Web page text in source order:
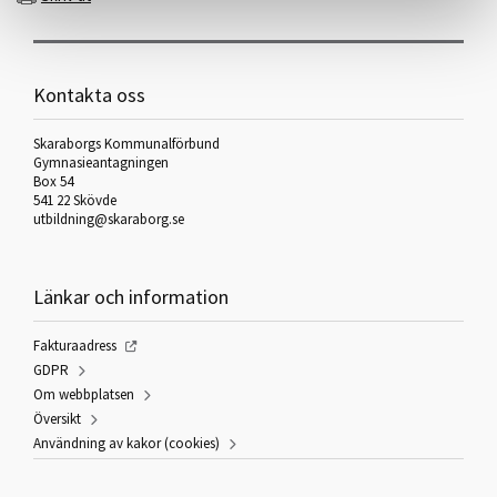
Kontakta oss
Skaraborgs Kommunalförbund
Gymnasieantagningen
Box 54
541 22 Skövde
utbildning@skaraborg.se
Länkar och information
Fakturaadress
GDPR
Om webbplatsen
Översikt
Användning av kakor (cookies)